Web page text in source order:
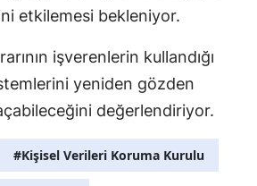
etkilemesi bekleniyor.
işverenlerin kullandığı
yeniden gözden
değerlendiriyor.
#Kişisel Verileri Koruma Kurulu